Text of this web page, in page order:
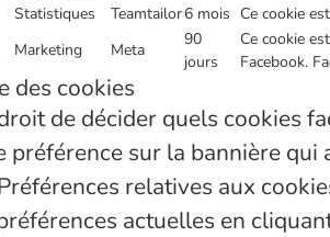
Statistiques Teamtailor6 mois Ce cookie
Marketing Meta
90
jours
Ce cookie
Facebook.
des cookies
de décider quels cookies
préférence sur la bannière qui
relatives aux
actuelles en